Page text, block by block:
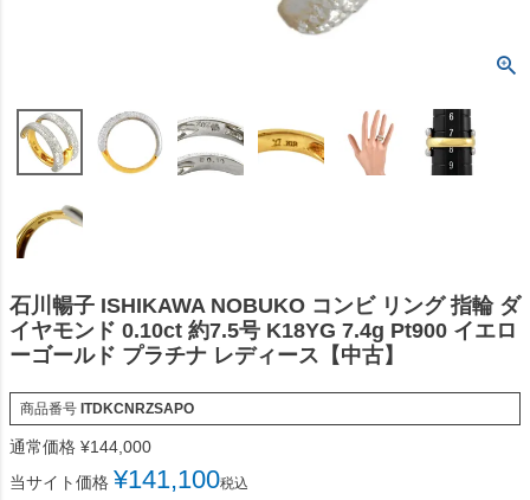
石川暢子 ISHIKAWA NOBUKO コンビ リング 指輪 ダ
イヤモンド 0.10ct 約7.5号 K18YG 7.4g Pt900 イエロ
ーゴールド プラチナ レディース【中古】
商品番号 ITDKCNRZSAPO
通常価格 ¥144,000
当サイト価格 ¥141,100税込